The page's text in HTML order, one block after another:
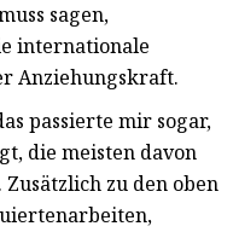
sagen,
internationale
Anziehungskraft.
passierte mir sogar,
die meisten davon
zu den oben